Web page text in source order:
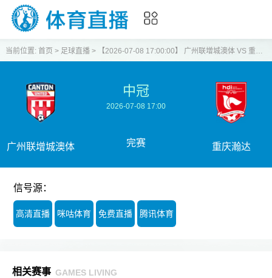
当前位置: 首页 > 足球直播> 【2026-07-08 17:00:00】 广州联增城澳体 VS 重庆瀚达
广州联增城澳体
中冠
2026-07-08 17:00
完赛 重庆瀚达
信号源：
高清直播 咪咕体育 免费直播 腾讯体育
相关赛事 GAMES LIVING